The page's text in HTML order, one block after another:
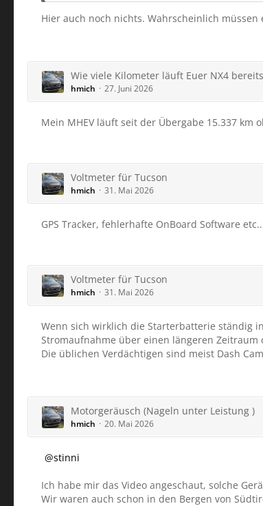
Hier auch noch nichts. Wahrscheinlich
Wie viele Kilometer läuft Euer NX4
hmich 27. Juni 2026
Mein MHEV läuft seit der Übergabe 15.337 km
Voltmeter für Tucson
hmich 31. Mai 2026
GPS Tracker, fehlerhafte OnBoard Software
Voltmeter für Tucson
hmich 31. Mai 2026
Wenn sich wirklich die Starterbatterie ständig
Stromaufnahme über einen längeren Zeitraum
Die üblichen Verdächtigen sind meist Dash
Motorgeräusch (Nageln unter Leistung )
hmich 20. Mai 2026
stinni
Ich habe mir das Video angeschaut, solche
Wir waren auch schon in den Bergen von